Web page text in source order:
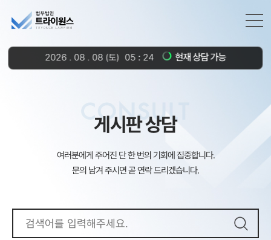
2026 . 08 . 08 (토) 05 : 24 현재 상담 가능
CONSULT
게시판 상담
여러분에게 주어진 단 한 번의 기회에 집중합니다.
문의 남겨 주시면 곧 연락 드리겠습니다.